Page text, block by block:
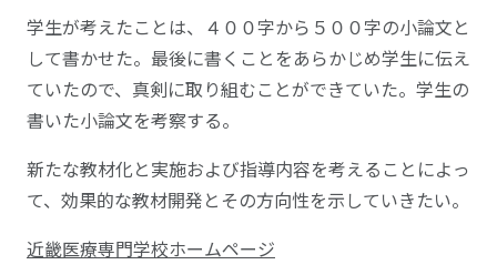
学生が考えたことは、４００字から５００字の小論文と
して書かせた。最後に書くことをあらかじめ学生に伝え
ていたので、真剣に取り組むことができていた。学生の
書いた小論文を考察する。
新たな教材化と実施および指導内容を考えることによっ
て、効果的な教材開発とその方向性を示していきたい。
近畿医療専門学校ホームページ